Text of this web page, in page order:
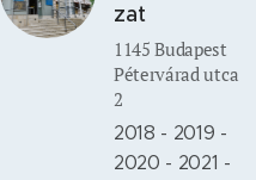
zat
1145 Budapest
Pétervárad utca
2
2018 - 2019 -
2020 - 2021 -